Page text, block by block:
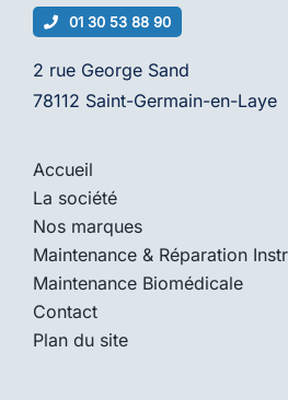
01 30 53 88 90
2 rue George Sand
78112 Saint-Germain-en-Laye
Accueil
La société
Nos marques
Maintenance & Réparation
Maintenance Biomédicale
Contact
Plan du site